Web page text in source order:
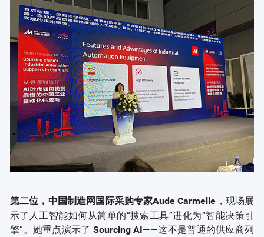
第二位 ，中国制造网国际采购专家Aude Carmelle ，现场展
示了人工智能如何从简单的“搜索工具”进化为“智能决策引
擎”。她重点演示了 Sourcing AI——这不是普通的供应商列